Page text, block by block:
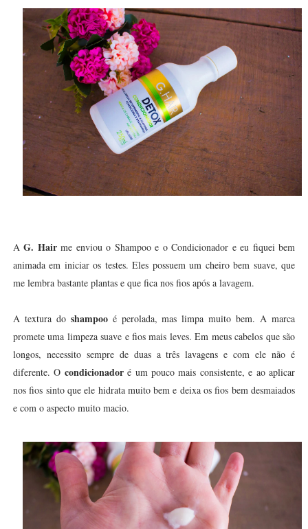
AG. Hairme enviou o Shampoo e o Condicionador e eu fiquei bem
animada em iniciar os testes. Eles possuem um cheiro bem suave, que
me lembra bastante plantas e que fica nos fios após a lavagem.
A textura do shampoo é perolada, mas limpa muito bem. A marca
promete uma limpeza suave e fios mais leves. Em meus cabelos que são
longos, necessito sempre de duas a três lavagens e com ele não é
diferente. O condicionadoré um pouco mais consistente, e ao aplicar
nos fios sinto que ele hidrata muito bem e deixa os fios bem desmaiados
e com o aspecto muito macio.